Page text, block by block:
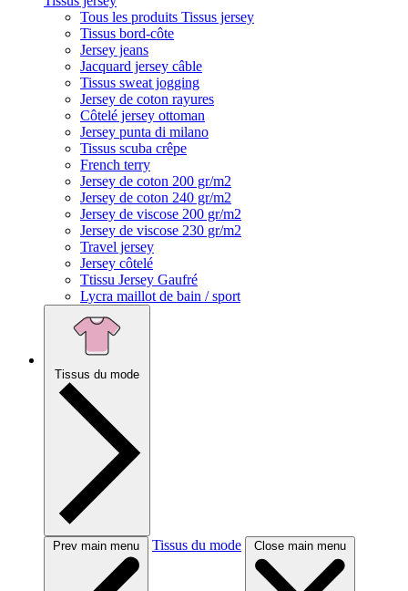
Tous les produits Tissus jersey
Tissus bord-côte
Jersey jeans
Jacquard jersey câble
Tissus sweat jogging
Jersey de coton rayures
Côtelé jersey ottoman
Jersey punta di milano
Tissus scuba crêpe
French terry
Jersey de coton 200 gr/m2
Jersey de coton 240 gr/m2
Jersey de viscose 200 gr/m2
Jersey de viscose 230 gr/m2
Travel jersey
Jersey côtelé
Ttissu Jersey Gaufré
Lycra maillot de bain / sport
Tissus du mode
Prev main menu Tissus du mode Close main menu